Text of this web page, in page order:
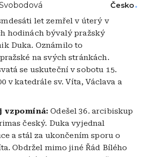
Česko
let zemřel v úterý v
hodinách bývalý pražský
Duka. Oznámilo to
na svých stránkách.
se uskuteční v sobotu 15.
v katedrále sv. Víta, Václava a
vzpomíná: Odešel 36. arcibiskup
český. Duka vyjednal
a stál za ukončením sporu o
Obdržel mimo jiné Řád Bílého